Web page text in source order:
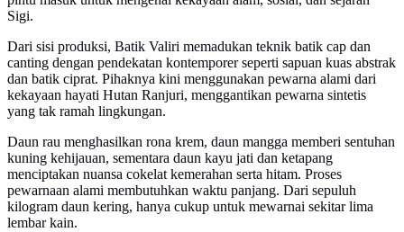
Sigi.
Dari sisi produksi, Batik Valiri memadukan teknik batik cap dan
canting dengan pendekatan kontemporer seperti sapuan kuas abstrak
dan batik ciprat. Pihaknya kini menggunakan pewarna alami dari
kekayaan hayati Hutan Ranjuri, menggantikan pewarna sintetis
yang tak ramah lingkungan.
Daun rau menghasilkan rona krem, daun mangga memberi sentuhan
kuning kehijauan, sementara daun kayu jati dan ketapang
menciptakan nuansa cokelat kemerahan serta hitam. Proses
pewarnaan alami membutuhkan waktu panjang. Dari sepuluh
kilogram daun kering, hanya cukup untuk mewarnai sekitar lima
lembar kain.